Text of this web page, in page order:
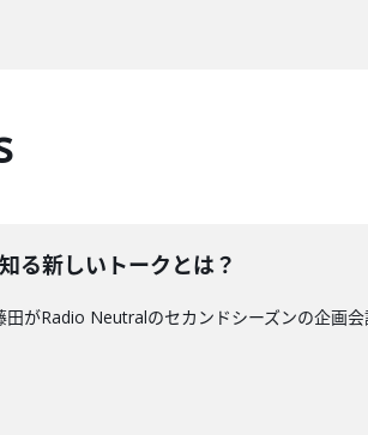
る新しいトークとは？
がRadio Neutralのセカンドシーズンの企画